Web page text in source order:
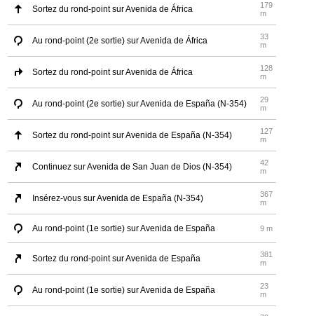
Sortez du rond-point sur Avenida de África
179
m
Au rond-point (2e sortie) sur Avenida de África
33
m
Sortez du rond-point sur Avenida de África
128
m
Au rond-point (2e sortie) sur Avenida de España (N-354)
29
m
Sortez du rond-point sur Avenida de España (N-354)
127
m
Continuez sur Avenida de San Juan de Dios (N-354)
42
m
Insérez-vous sur Avenida de España (N-354)
367
m
Au rond-point (1e sortie) sur Avenida de España 9 m
Sortez du rond-point sur Avenida de España
381
m
Au rond-point (1e sortie) sur Avenida de España
23
m